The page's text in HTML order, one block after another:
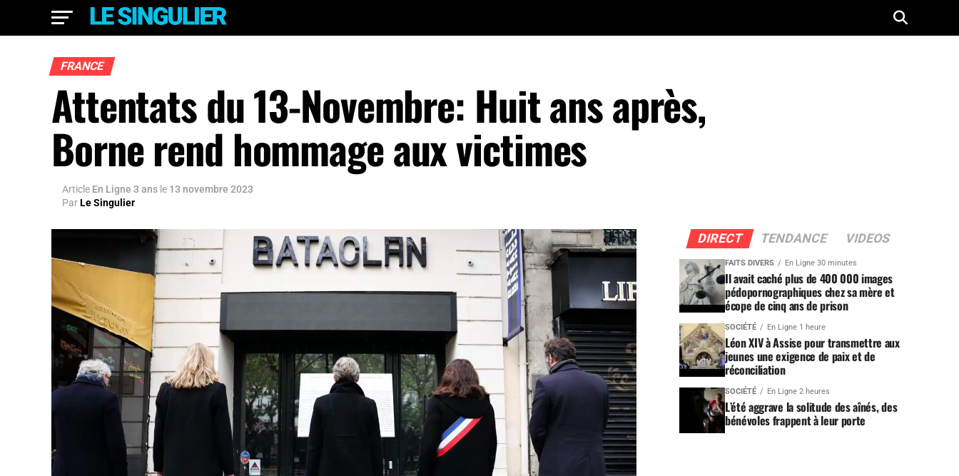
FRANCE
Attentats du 13-Novembre: Huit ans après,
Borne rend hommage aux victimes
Article En Ligne 3 ans le 13 novembre 2023
ParLe Singulier
DIRECT TENDANCE VIDEOS
FAITS DIVERS En Ligne 30 minutes
Il avait caché plus de 400 000 images
pédopornographiques chez sa mère et
écope de cinq ans de prison
SOCIÉTÉ En Ligne 1 heure
Léon XIV à Assise pour transmettre aux
jeunes une exigence de paix et de
réconciliation
SOCIÉTÉ En Ligne 2 heures
L’été aggrave la solitude des aînés, des
bénévoles frappent à leur porte